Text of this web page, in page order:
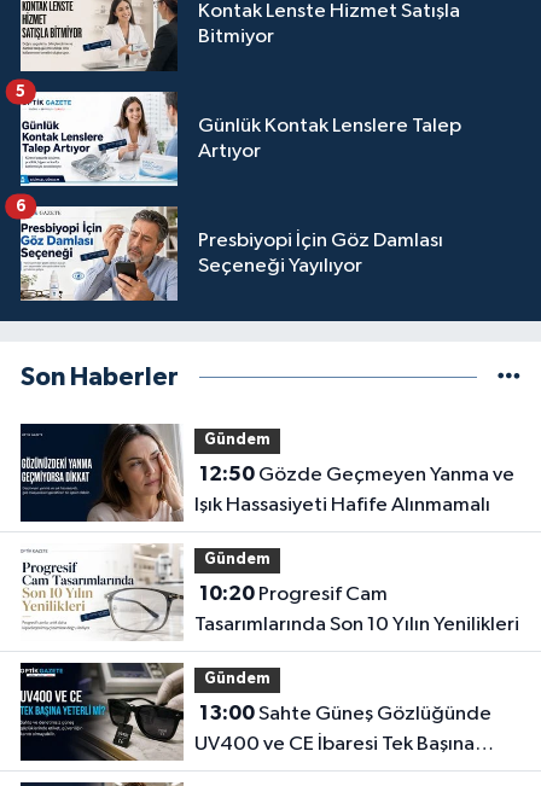
Kontak Lenste Hizmet Satışla
Bitmiyor
Günlük Kontak Lenslere Talep
Artıyor
5
Presbiyopi İçin Göz Damlası
Seçeneği Yayılıyor
6
Son Haberler
Gündem
12:50Gözde Geçmeyen Yanma ve
Işık Hassasiyeti Hafife Alınmamalı
Gündem
10:20Progresif Cam
Tasarımlarında Son 10 Yılın Yenilikleri
Gündem
13:00Sahte Güneş Gözlüğünde
UV400 ve CE İbaresi Tek Başına
Yeterli mi?